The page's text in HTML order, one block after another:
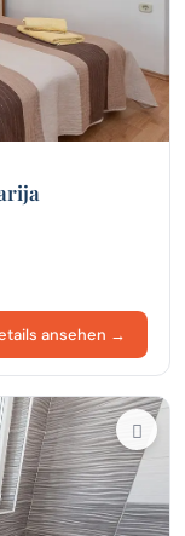
ansehen →